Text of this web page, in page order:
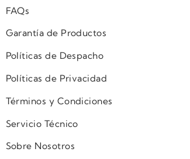
FAQs
Garantía de Productos
Políticas de Despacho
Políticas de Privacidad
Términos y Condiciones
Servicio Técnico
Sobre Nosotros